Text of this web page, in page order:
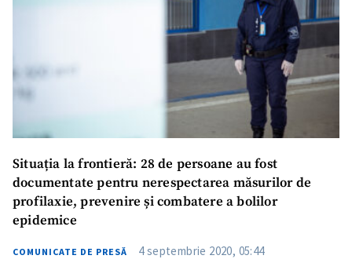
Situația la frontieră: 28 de persoane au fost
documentate pentru nerespectarea măsurilor de
profilaxie, prevenire și combatere a bolilor
epidemice
COMUNICATE DE PRESĂ 4 septembrie 2020, 05:44